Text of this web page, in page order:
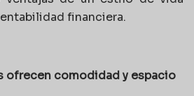
financiera.
ofrecen comodidad y espacio